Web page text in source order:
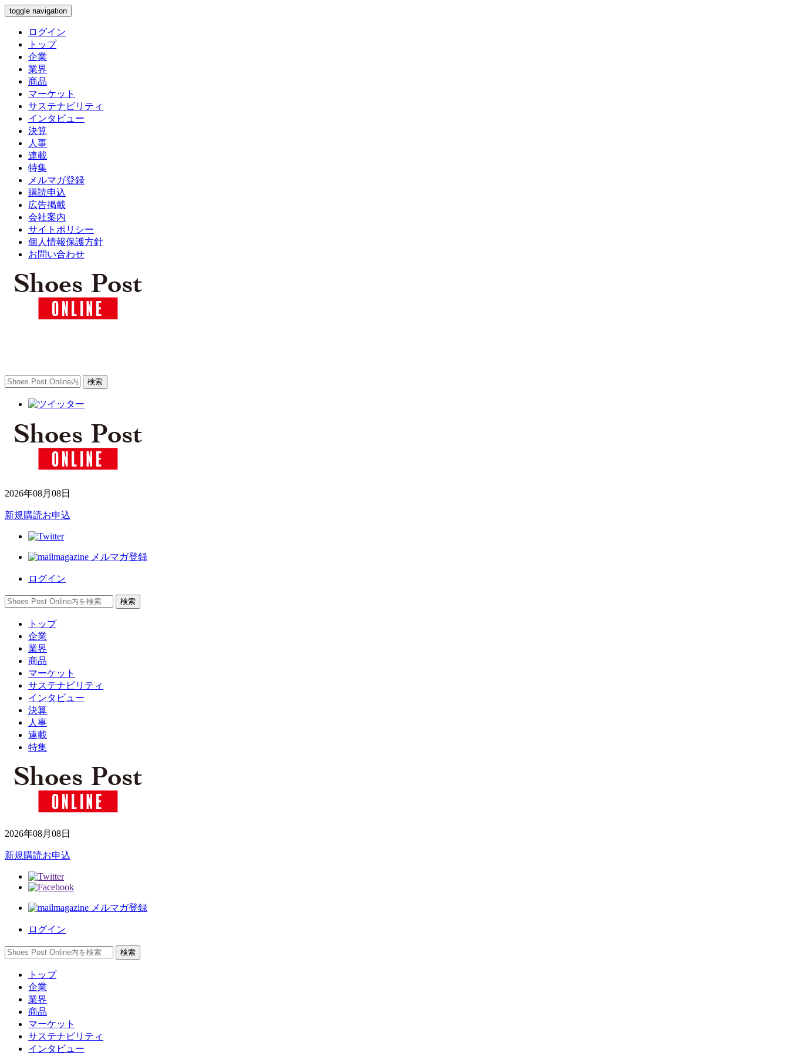
toggle navigation
ログイン
トップ
企業
業界
商品
マーケット
サステナビリティ
インタビュー
決算
人事
連載
特集
メルマガ登録
購読申込
広告掲載
会社案内
サイトポリシー
個人情報保護方針
お問い合わせ
2026年08月08日
新規購読お申込
メルマガ登録
ログイン
トップ
企業
業界
商品
マーケット
サステナビリティ
インタビュー
決算
人事
連載
特集
2026年08月08日
新規購読お申込
メルマガ登録
ログイン
トップ
企業
業界
商品
マーケット
サステナビリティ
インタビュー